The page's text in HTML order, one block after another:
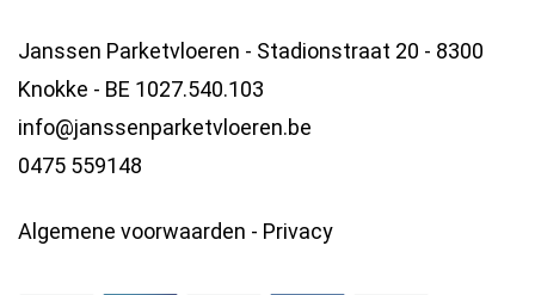
Janssen Parketvloeren - Stadionstraat 20 - 8300
Knokke - BE 1027.540.103
info@janssenparketvloeren.be
0475 559148
Algemene voorwaarden - Privacy